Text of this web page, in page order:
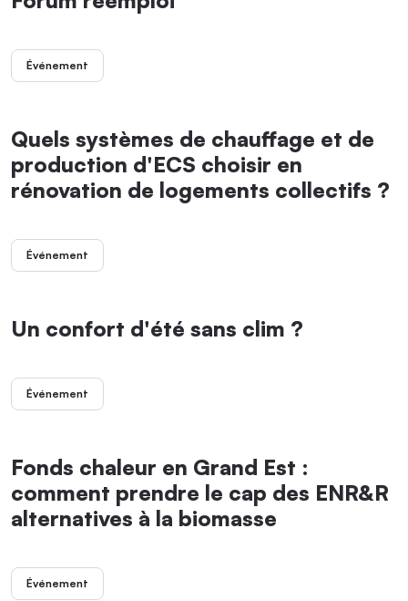
Événement
Quels systèmes de chauffage et de
production d'ECS choisir en
rénovation de logements collectifs ?
Événement
Un confort d'été sans clim ?
Événement
Fonds chaleur en Grand Est :
comment prendre le cap des ENR&R
alternatives à la biomasse
Événement